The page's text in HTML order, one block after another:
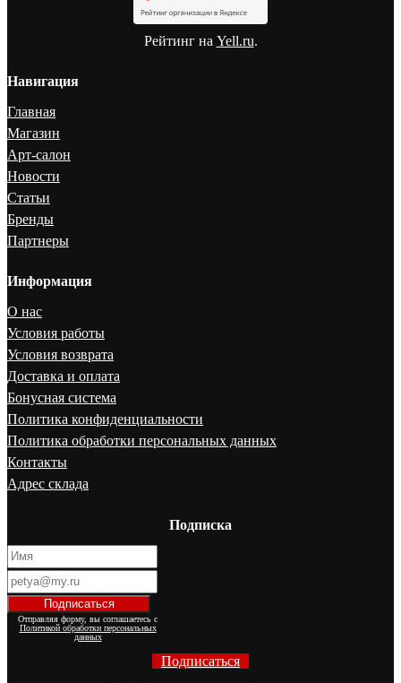
Рейтинг на Yell.ru.
Навигация
Главная
Магазин
Арт-салон
Новости
Статьи
Бренды
Партнеры
Информация
О нас
Условия работы
Условия возврата
Доставка и оплата
Бонусная система
Политика конфиденциальности
Политика обработки персональных данных
Контакты
Адрес склада
Подписка
Отправляя форму, вы соглашаетесь с
Политикой обработки персональных
данных
Подписаться